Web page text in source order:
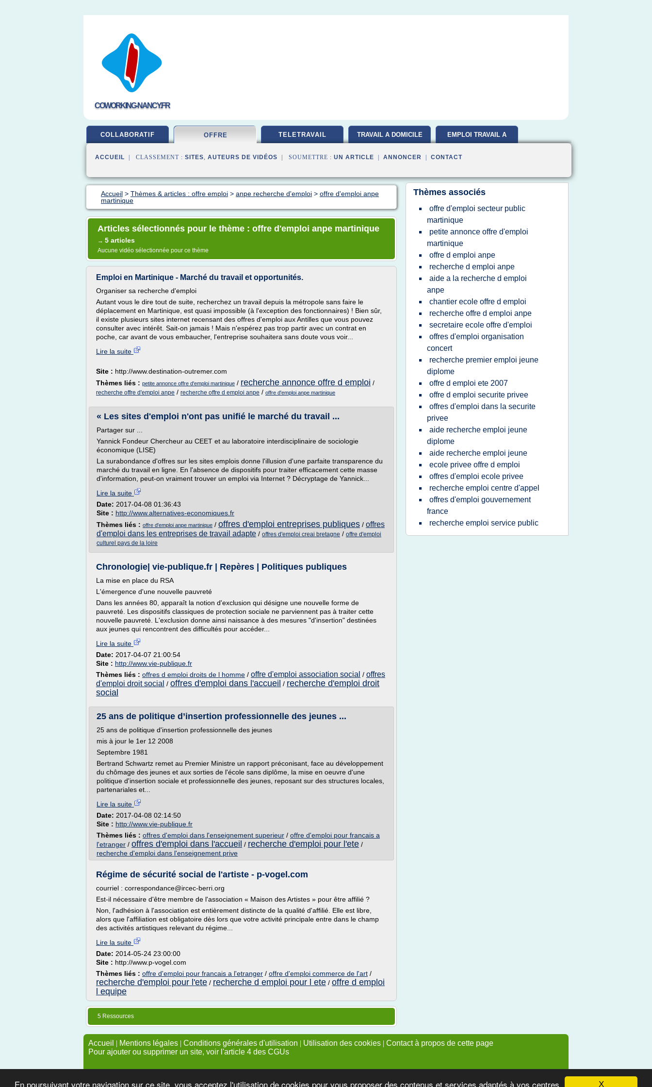
X
En poursuivant votre navigation sur ce site, vous acceptez l'utilisation de cookies pour vous proposer des contenus et services adaptés à vos centres
COWORKING-NANCY.FR
COLLABORATIF OFFRE TELETRAVAIL TRAVAIL A DOMICILE EMPLOI TRAVAIL A
ACCUEIL | CLASSEMENT : SITES, AUTEURS DE VIDÉOS | SOUMETTRE : UN ARTICLE ANNONCER CONTACT
Accueil > Thèmes & articles : offre emploi > anpe recherche d'emploi > offre d'emploi anpe
martinique
Articles sélectionnés pour le thème : offre d'emploi anpe martinique
→ 5 articles
Aucune vidéo sélectionnée pour ce thème
Emploi en Martinique - Marché du travail et opportunités.
Organiser sa recherche d'emploi
Autant vous le dire tout de suite, recherchez un travail depuis la métropole sans faire le
déplacement en Martinique, est quasi impossible (à l'exception des fonctionnaires) ! Bien sûr,
il existe plusieurs sites internet recensant des offres d'emploi aux Antilles que vous pouvez
consulter avec intérêt. Sait-on jamais ! Mais n'espérez pas trop partir avec un contrat en
poche, car avant de vous embaucher, l'entreprise souhaitera sans doute vous voir...
Lire la suite
Site : http://www.destination-outremer.com
Thèmes liés : petite annonce offre d'emploi martinique / recherche annonce offre d emploi /
recherche offre d'emploi anpe / recherche offre d emploi anpe / offre d'emploi anpe martinique
« Les sites d'emploi n'ont pas unifié le marché du travail ...
Partager sur ...
Yannick Fondeur Chercheur au CEET et au laboratoire interdisciplinaire de sociologie
économique (LISE)
La surabondance d'offres sur les sites emplois donne l'illusion d'une parfaite transparence du
marché du travail en ligne. En l'absence de dispositifs pour traiter efficacement cette masse
d'information, peut-on vraiment trouver un emploi via Internet ? Décryptage de Yannick...
Lire la suite
Date: 2017-04-08 01:36:43
Site : http://www.alternatives-economiques.fr
Thèmes liés : offre d'emploi anpe martinique / offres d'emploi entreprises publiques / offres
d'emploi dans les entreprises de travail adapte / offres d'emploi creai bretagne / offre d'emploi
culturel pays de la loire
Chronologie| vie-publique.fr | Repères | Politiques publiques
La mise en place du RSA
L'émergence d'une nouvelle pauvreté
Dans les années 80, apparaît la notion d'exclusion qui désigne une nouvelle forme de
pauvreté. Les dispositifs classiques de protection sociale ne parviennent pas à traiter cette
nouvelle pauvreté. L'exclusion donne ainsi naissance à des mesures "d'insertion" destinées
aux jeunes qui rencontrent des difficultés pour accéder...
Lire la suite
Date: 2017-04-07 21:00:54
Site : http://www.vie-publique.fr
Thèmes liés : offres d emploi droits de l homme / offre d'emploi association social / offres
d'emploi droit social / offres d'emploi dans l'accueil / recherche d'emploi droit
social
25 ans de politique d’insertion professionnelle des jeunes ...
25 ans de politique d'insertion professionnelle des jeunes
mis à jour le 1er 12 2008
Septembre 1981
Bertrand Schwartz remet au Premier Ministre un rapport préconisant, face au développement
du chômage des jeunes et aux sorties de l'école sans diplôme, la mise en oeuvre d'une
politique d'insertion sociale et professionnelle des jeunes, reposant sur des structures locales,
partenariales et...
Lire la suite
Date: 2017-04-08 02:14:50
Site : http://www.vie-publique.fr
Thèmes liés : offres d'emploi dans l'enseignement superieur / offre d'emploi pour francais a
l'etranger / offres d'emploi dans l'accueil / recherche d'emploi pour l'ete /
recherche d'emploi dans l'enseignement prive
Régime de sécurité social de l'artiste - p-vogel.com
courriel : correspondance@ircec-berri.org
Est-il nécessaire d'être membre de l'association « Maison des Artistes » pour être affilié ?
Non, l'adhésion à l'association est entièrement distincte de la qualité d'affilié. Elle est libre,
alors que l'affiliation est obligatoire dès lors que votre activité principale entre dans le champ
des activités artistiques relevant du régime...
Lire la suite
Date: 2014-05-24 23:00:00
Site : http://www.p-vogel.com
Thèmes liés : offre d'emploi pour francais a l'etranger / offre d'emploi commerce de l'art /
recherche d'emploi pour l'ete / recherche d emploi pour l ete / offre d emploi
l equipe
5 Ressources
Thèmes associés
offre d'emploi secteur public
martinique
petite annonce offre d'emploi
martinique
offre d emploi anpe
recherche d emploi anpe
aide a la recherche d emploi
anpe
chantier ecole offre d emploi
recherche offre d emploi anpe
secretaire ecole offre d'emploi
offres d'emploi organisation
concert
recherche premier emploi jeune
diplome
offre d emploi ete 2007
offre d emploi securite privee
offres d'emploi dans la securite
privee
aide recherche emploi jeune
diplome
aide recherche emploi jeune
ecole privee offre d emploi
offres d'emploi ecole privee
recherche emploi centre d'appel
offres d'emploi gouvernement
france
recherche emploi service public
Accueil | Mentions légales | Conditions générales d'utilisation | Utilisation des cookies | Contact à propos de cette page
Pour ajouter ou supprimer un site, voir l'article 4 des CGUs